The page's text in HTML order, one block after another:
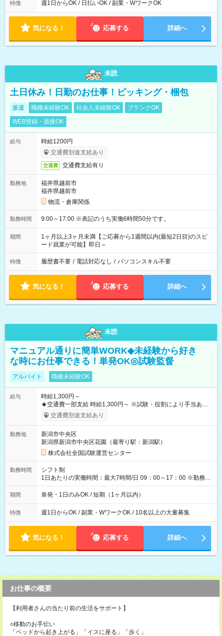
ら翌7時 ■23時から翌8時 ■24時から翌9時 など ※上記の時間
ます。 ※曜日固定（毎週同じ曜日での勤務となります）
特徴 週1日からOK / 日払いOK / 副業・WワークOK
気になる！ 応募する 詳細へ
未読
土日休み！日勤のお仕事！ピッキング・梱包
派遣 職種未経験OK 社会人未経験OK
ブランクOK
WEB登録・面接OK
給与
時給1200円
交通費別途支給あり
交通費 交通費支給有り
勤務地
福井県越前市
福井県越前市
物流・倉庫関係
勤務時間 9:00～17:00 ※表記のうち実働6時間50分です。
期間
1ヶ月以上3ヶ月未満【ご応募から1週間以内(最短2日目)のスピ
ード就業が可能】即日～
特徴 履歴書不要 / 電話対応なし / パソコンスキル不要
気になる！ 応募する 詳細へ
未読
マニュアル通りに簡単WORK◆未経験から好き
な時にお仕事できる！単発OK◎試験監督
アルバイト 職種未経験OK
給与
時給1,300円～
★交通費一部支給 時給1,300円～ ※試験・役割により手当あり
※勤務回数により昇給あり 【即給（前払い）オプションあ
り！】 希望される場合、勤務から1週間ほどで給与の一部を受け
例】 ・河合塾模擬試験 8:30～17:30（休憩1時間） 時給1,300円
×8時間＝日収10,400円＋交通費 ※当日の役割により時給＋100
円の場合あり ・国家試験 7:00～13:30（休憩なし） 時給1,300
円（役割手当＋100円）×6時間＝日収8,400円＋交通費 【試用期
間】試用期間なし
交通費別途支給あり
勤務地
新潟市中央区
新潟県新潟市中央区花園（最寄り駅：新潟駅）
株式会社全国試験運営センター
勤務時間
シフト制
1日あたりの実働時間：最大7時間/日 09：00～17：00 ※勤務時
間は 試験により異なります。
期間 単発・1日のみOK / 短期（1ヶ月以内）
特徴 週1日からOK / 副業・WワークOK / 10名以上の大量募集
気になる！ 応募する 詳細へ
お仕事の概要
【利用者さんの当たり前の生活をサポート】
○移動のお手伝い
「ベッドから起き上がる」「イスに座る」「歩く」